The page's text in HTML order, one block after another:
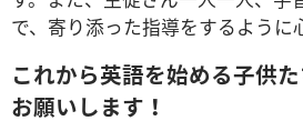
で、寄り添った指導をするように
これから英語を始める子供
お願いします！